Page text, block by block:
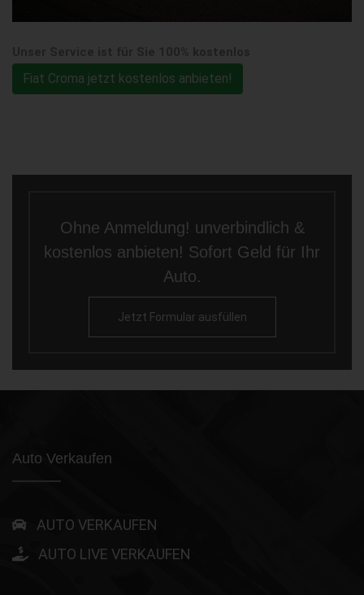
Fiat Croma jetzt kostenlos anbieten!
Ohne Anmeldung! unverbindlich &
kostenlos anbieten! Sofort Geld für Ihr
Auto.
Jetzt Formular ausfüllen
Auto Verkaufen
AUTO VERKAUFEN
AUTO LIVE VERKAUFEN